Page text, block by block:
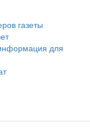
газеты
для